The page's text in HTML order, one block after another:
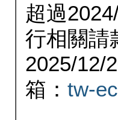
超過
行相關請
2025/12/
箱： tw-